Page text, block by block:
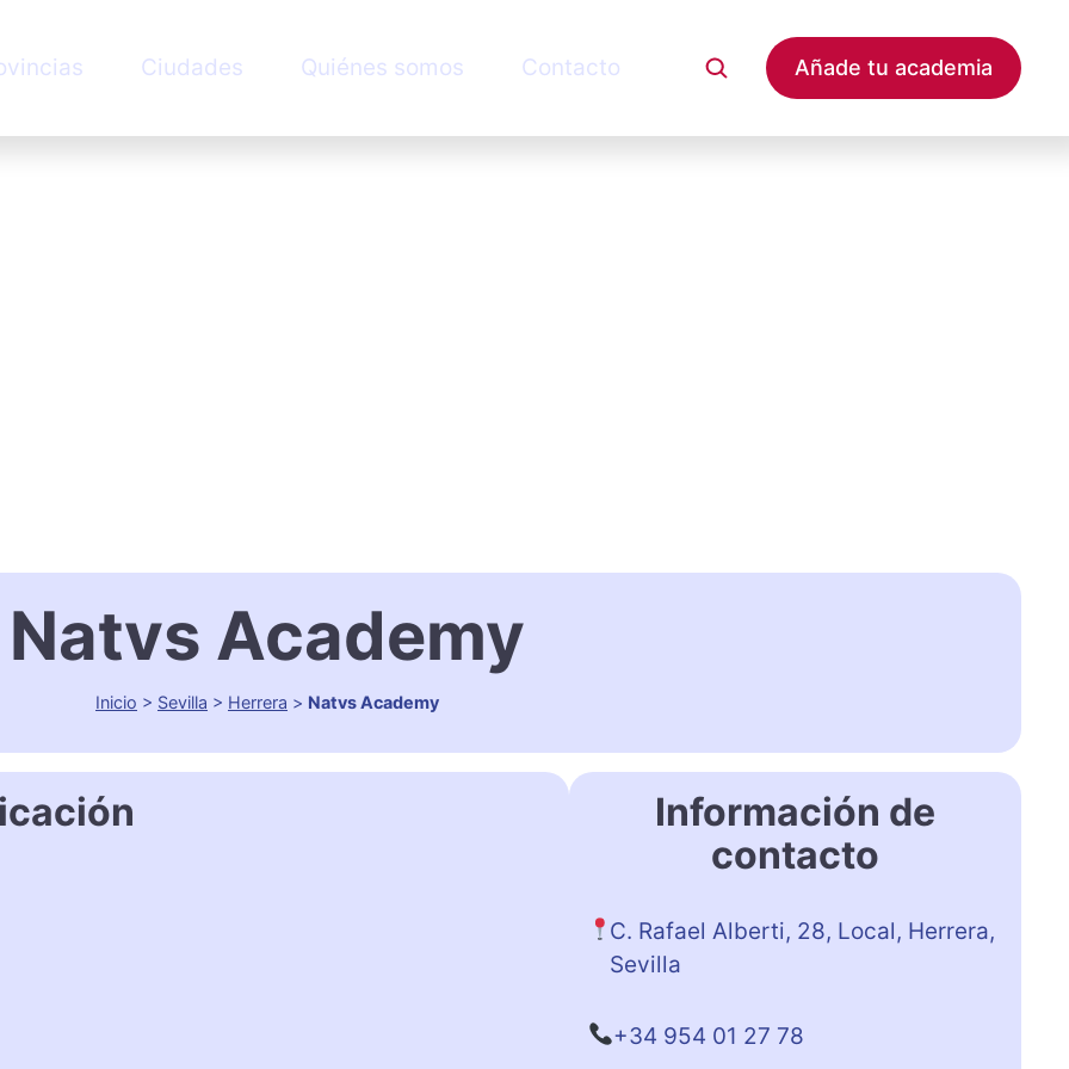
Ciudades Quiénes somos Contacto Añade tu academia
Natvs Academy
Inicio > Sevilla > Herrera > Natvs Academy
Información de
contacto
C. Rafael Alberti, 28, Local, Herrera,
Sevilla
+34 954 01 27 78